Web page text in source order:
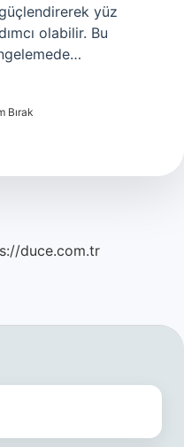
yüz
olabilir. Bu
Bırak
duce.com.tr